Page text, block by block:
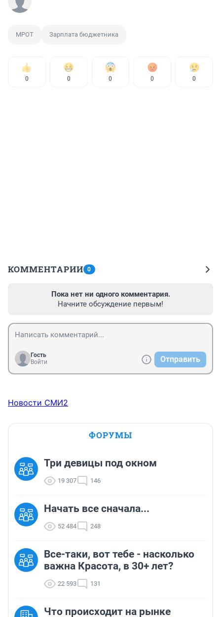
МРОТ Зарплата бюджетника
0 0 0 0 0
КОММЕНТАРИИ 0
Пока нет ни одного комментария.
Начните обсуждение первым!
Гость
Войти
Отправить
Новости СМИ2
ФОРУМЫ
Три девицы под окном
19 307 146
Начать все сначала...
52 484 248
Все-таки, вот тебе - насколько
важна Красота, в 30+ лет?
22 593 131
Что происходит на рынке